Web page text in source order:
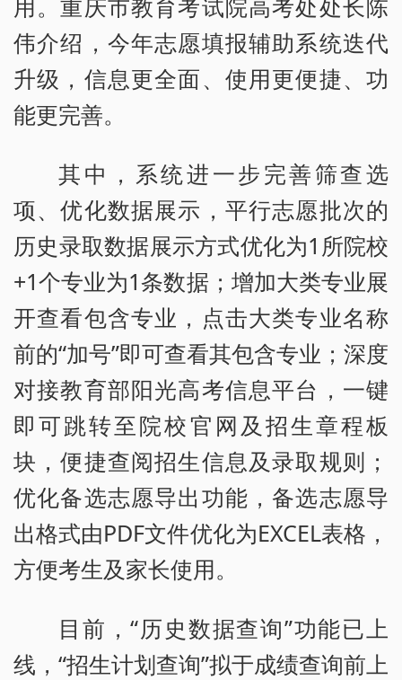
伟介绍，今年志愿填报辅助系统迭代
升级，信息更全面、使用更便捷、功
能更完善。
其中，系统进一步完善筛查选
项、优化数据展示，平行志愿批次的
历史录取数据展示方式优化为1所院校
+1个专业为1条数据；增加大类专业展
开查看包含专业，点击大类专业名称
前的“加号”即可查看其包含专业；深度
对接教育部阳光高考信息平台，一键
即可跳转至院校官网及招生章程板
块，便捷查阅招生信息及录取规则；
优化备选志愿导出功能，备选志愿导
出格式由PDF文件优化为EXCEL表格，
方便考生及家长使用。
目前，“历史数据查询”功能已上
线，“招生计划查询”拟于成绩查询前上